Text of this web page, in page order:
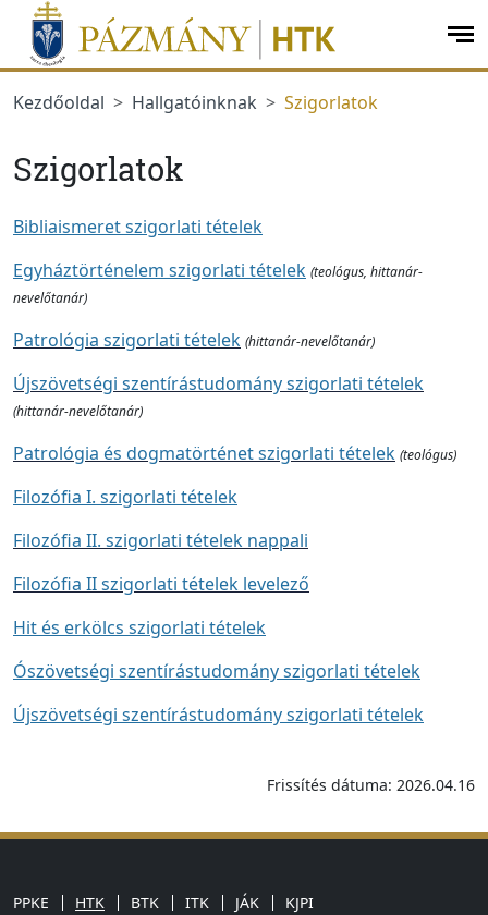
jumplink.menu
jumplink.content
Kezdőoldal
Hallgatóinknak Szigorlatok
Szigorlatok
Bibliaismeret szigorlati tételek
Egyháztörténelem szigorlati tételek (teológus, hittanár-
nevelőtanár)
Patrológia szigorlati tételek (hittanár-nevelőtanár)
Újszövetségi szentírástudomány szigorlati tételek
(hittanár-nevelőtanár)
Patrológia és dogmatörténet szigorlati tételek (teológus)
Filozófia I. szigorlati tételek
Filozófia II. szigorlati tételek nappali
Filozófia II szigorlati tételek levelező
Hit és erkölcs szigorlati tételek
Ószövetségi szentírástudomány szigorlati tételek
Újszövetségi szentírástudomány szigorlati tételek
Frissítés dátuma: 2026.04.16
PPKE HTK BTK ITK JÁK KJPI